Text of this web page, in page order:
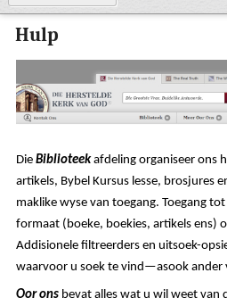
Hulp
Die Biblioteekafdeling organiseer ons
artikels, Bybel Kursus lesse, brosjures
maklike wyse van toegang. Toegang
formaat (boeke, boekies, artikels ens)
Addisionele filtreerders en uitsoek-
waarvoor u soek te vind—asook ander
Oor onsbevat alles wat u wil weet van